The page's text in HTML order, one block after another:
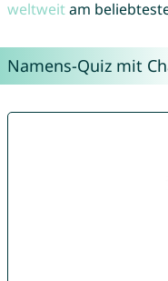
weltweitam
Namens-Quiz mit